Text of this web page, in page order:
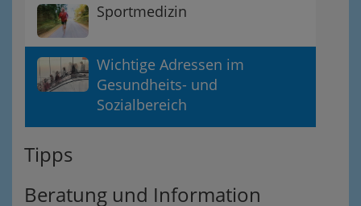
Sportmedizin
Wichtige Adressen im
Gesundheits- und
Sozialbereich
Tipps
Beratung und Information